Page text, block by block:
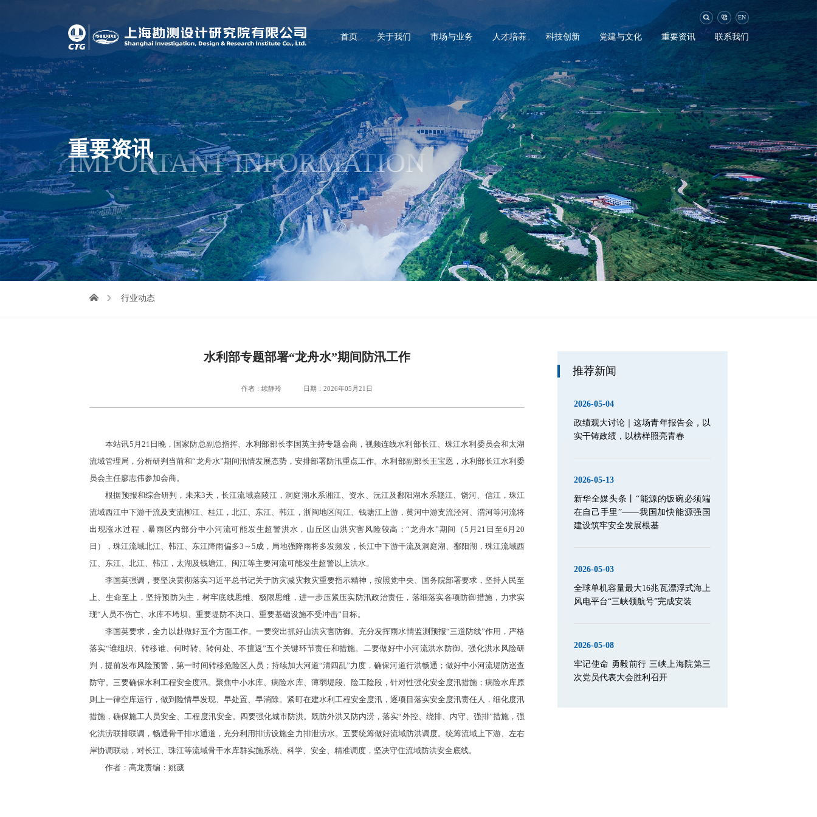
EN
首页 关于我们 市场与业务 人才培养 科技创新 党建与文化 重要资讯 联系我们
重要资讯
IMPORTANT INFORMATION
行业动态
水利部专题部署“龙舟水”期间防汛工作
作者：续静玲 日期：2026年05月21日
本站讯5月21日晚，国家防总副总指挥、水利部部长李国英主持专题会商，视频连线水利部长江、珠江水利委员会和太湖
流域管理局，分析研判当前和“龙舟水”期间汛情发展态势，安排部署防汛重点工作。水利部副部长王宝恩，水利部长江水利委
员会主任廖志伟参加会商。
根据预报和综合研判，未来3天，长江流域嘉陵江，洞庭湖水系湘江、资水、沅江及鄱阳湖水系赣江、饶河、信江，珠江
流域西江中下游干流及支流柳江、桂江，北江、东江、韩江，浙闽地区闽江、钱塘江上游，黄河中游支流泾河、渭河等河流将
出现涨水过程，暴雨区内部分中小河流可能发生超警洪水，山丘区山洪灾害风险较高；“龙舟水”期间（5月21日至6月20
日），珠江流域北江、韩江、东江降雨偏多3～5成，局地强降雨将多发频发，长江中下游干流及洞庭湖、鄱阳湖，珠江流域西
江、东江、北江、韩江，太湖及钱塘江、闽江等主要河流可能发生超警以上洪水。
李国英强调，要坚决贯彻落实习近平总书记关于防灾减灾救灾重要指示精神，按照党中央、国务院部署要求，坚持人民至
上、生命至上，坚持预防为主，树牢底线思维、极限思维，进一步压紧压实防汛政治责任，落细落实各项防御措施，力求实
现“人员不伤亡、水库不垮坝、重要堤防不决口、重要基础设施不受冲击”目标。
李国英要求，全力以赴做好五个方面工作。一要突出抓好山洪灾害防御。充分发挥雨水情监测预报“三道防线”作用，严格
落实“谁组织、转移谁、何时转、转何处、不擅返”五个关键环节责任和措施。二要做好中小河流洪水防御。强化洪水风险研
判，提前发布风险预警，第一时间转移危险区人员；持续加大河道“清四乱”力度，确保河道行洪畅通；做好中小河流堤防巡查
防守。三要确保水利工程安全度汛。聚焦中小水库、病险水库、薄弱堤段、险工险段，针对性强化安全度汛措施；病险水库原
则上一律空库运行，做到险情早发现、早处置、早消除。紧盯在建水利工程安全度汛，逐项目落实安全度汛责任人，细化度汛
措施，确保施工人员安全、工程度汛安全。四要强化城市防洪。既防外洪又防内涝，落实“外控、绕排、内守、强排”措施，强
化洪涝联排联调，畅通骨干排水通道，充分利用排涝设施全力排泄涝水。五要统筹做好流域防洪调度。统筹流域上下游、左右
岸协调联动，对长江、珠江等流域骨干水库群实施系统、科学、安全、精准调度，坚决守住流域防洪安全底线。
作者：高龙责编：姚葳
推荐新闻
2026-05-04
政绩观大讨论｜这场青年报告会，以
实干铸政绩，以榜样照亮青春
2026-05-13
新华全媒头条丨“能源的饭碗必须端
在自己手里”——我国加快能源强国
建设筑牢安全发展根基
2026-05-03
全球单机容量最大16兆瓦漂浮式海上
风电平台“三峡领航号”完成安装
2026-05-08
牢记使命 勇毅前行 三峡上海院第三
次党员代表大会胜利召开